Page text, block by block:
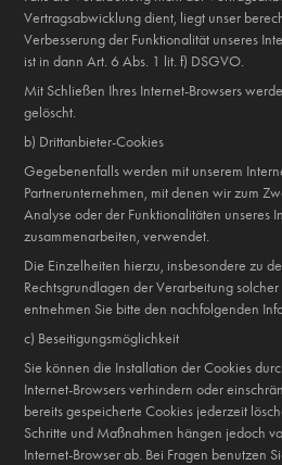
Vertragsabwicklung dient, liegt unser
Verbesserung der Funktionalität unseres
ist in dann Art. 6 Abs. 1 lit. f) DSGVO.
Mit Schließen Ihres Internet-Browsers
gelöscht.
b) Drittanbieter-Cookies
Gegebenenfalls werden mit unserem
Partnerunternehmen, mit denen wir zum
Analyse oder der Funktionalitäten unseres
zusammenarbeiten, verwendet.
Die Einzelheiten hierzu, insbesondere zu
Rechtsgrundlagen der Verarbeitung
entnehmen Sie bitte den nachfolgenden
c) Beseitigungsmöglichkeit
Sie können die Installation der Cookies
Internet-Browsers verhindern oder
bereits gespeicherte Cookies jederzeit
Schritte und Maßnahmen hängen jedoch
Internet-Browser ab. Bei Fragen benutzen